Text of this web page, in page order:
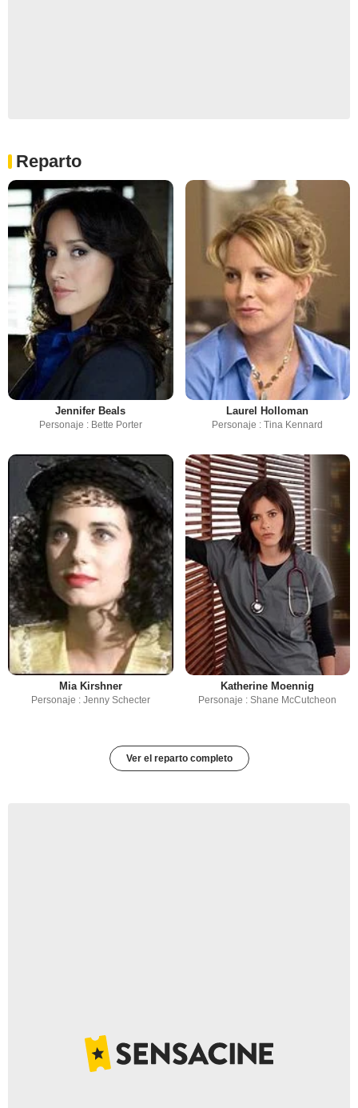
Reparto
Jennifer Beals
Personaje : Bette Porter
Laurel Holloman
Personaje : Tina Kennard
Mia Kirshner
Personaje : Jenny Schecter
Katherine Moennig
Personaje : Shane McCutcheon
Ver el reparto completo